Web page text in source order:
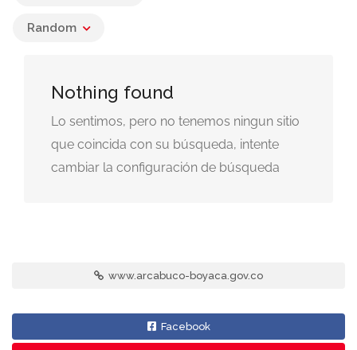
Random
Nothing found
Lo sentimos, pero no tenemos ningun sitio
que coincida con su búsqueda, intente
cambiar la configuración de búsqueda
www.arcabuco-boyaca.gov.co
Facebook